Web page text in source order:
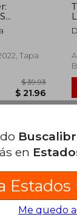
Plan
Tapa
en
Me quedo